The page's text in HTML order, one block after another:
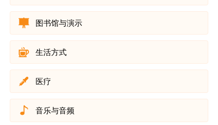
图书馆与演示
生活方式
医疗
音乐与音频